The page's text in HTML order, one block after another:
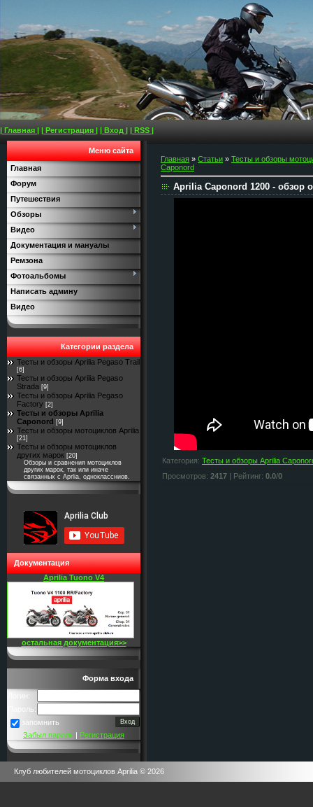
| Главная | | Регистрация | | Вход | | RSS |
Меню сайта
Главная
Форум
Путешествия
Обзоры
Видео
Документация и мануалы
Ремзона
Фотоальбомы
Написать админу
Видео
Категории раздела
Тесты и обзоры Aprilia Pegaso Trail
[6]
Тесты и обзоры Aprilia Pegaso
Strada [9]
Тесты и обзоры Aprilia Pegaso
Factory [2]
Тесты и обзоры Aprilia
Caponord [9]
Тесты и обзоры мотоциклов Aprilia
[21]
Тесты и обзоры мотоциклов
других марок [20]
Обзоры и сравнения мотоциклов
других марок, так или иначе
связанных с Aprlia, одноклассниов.
Документация
Aprilia Tuono V4
остальная документация>>
Форма входа
Логин:
Пароль:
запомнить
Забыл пароль | Регистрация
Главная » Статьи » Тесты и обзоры
Caponord
Aprilia Caponord 1200 - обзор
Категория: Тесты и обзоры Aprilia
Просмотров: 2417 | Рейтинг: 0.0/0
Клуб любителей мотоциклов Aprilia © 2026